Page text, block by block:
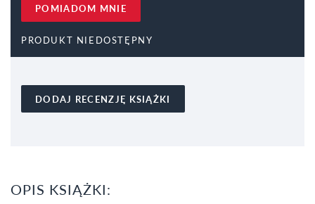
POMIADOM MNIE
PRODUKT NIEDOSTĘPNY
DODAJ RECENZJĘ KSIĄŻKI
OPIS KSIĄŻKI: